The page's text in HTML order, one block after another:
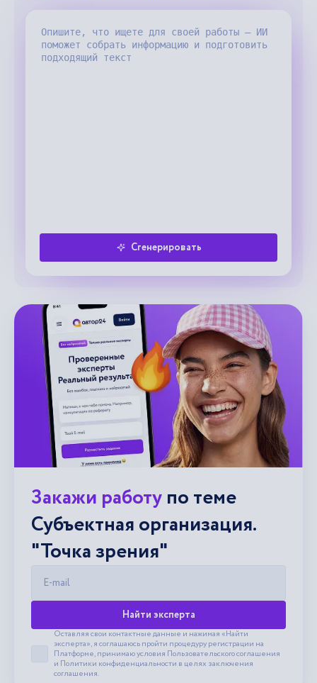
Сгенерировать
Закажи работупо теме
Субъектная организация.
"Точка зрения"
Найти эксперта
Принять пользовательское соглашение
Оставляя свои контактные данные и нажимая «Найти
эксперта», я соглашаюсь пройти процедуру регистрации на
Платформе, принимаю условия Пользовательского соглашения
и Политики конфиденциальности в целях заключения
соглашения.